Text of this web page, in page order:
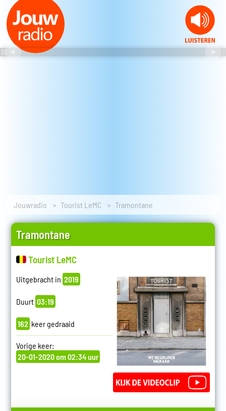
Jouwradio Tourist LeMC Tramontane
Tramontane
Tourist LeMC
Uitgebracht in 2019
Duurt 03:19
162 keer gedraaid
Vorige keer:
20-01-2020 om 02:34 uur